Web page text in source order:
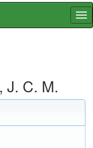
J. C. M.